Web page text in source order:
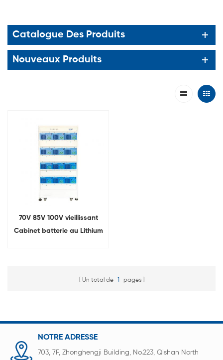
Catalogue Des Produits
Nouveaux Produits
70V 85V 100V vieillissant
Cabinet batterie au Lithium
Un total de 1 pages
NOTRE ADRESSE
703, 7F, Zhonghengji Building, No.223, Qishan North